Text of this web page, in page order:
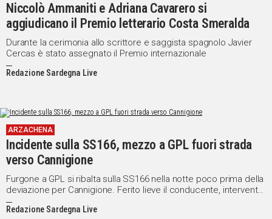
Niccolò Ammaniti e Adriana Cavarero si
aggiudicano il Premio letterario Costa Smeralda
Durante la cerimonia allo scrittore e saggista spagnolo Javier
Cercas è stato assegnato il Premio internazionale
Redazione Sardegna Live
ARZACHENA
Incidente sulla SS166, mezzo a GPL fuori strada
verso Cannigione
Furgone a GPL si ribalta sulla SS166 nella notte poco prima della
deviazione per Cannigione. Ferito lieve il conducente, intervento
di vigili del fuoco e 118
Redazione Sardegna Live